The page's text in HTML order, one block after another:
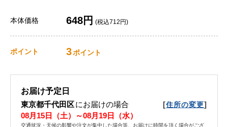
本体価格 648円 (税込712円)
ポイント 3ポイント
お届け予定日
東京都千代田区にお届けの場合 [住所の変更]
08月15日（土）～08月19日（水）
交通状況・天候の影響や注文が集中した場合等、お届けに時間を頂く場合がござ